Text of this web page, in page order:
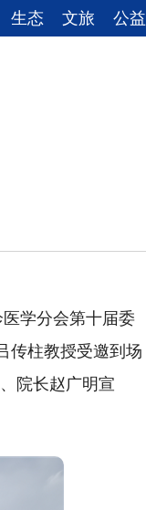
生态 文旅 公益
学分会第十届委
传柱教授受邀到场
院长赵广明宣